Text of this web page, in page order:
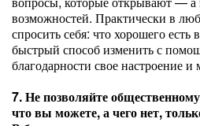
возможностей. Практически в
спросить себя: что хорошего
быстрый способ изменить с
благодарности свое настроение
7. Не позволяйте
что вы можете, а чего нет,